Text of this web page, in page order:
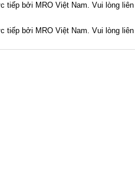
tiếp bởi MRO Việt Nam. Vui lòng
tiếp bởi MRO Việt Nam. Vui lòng